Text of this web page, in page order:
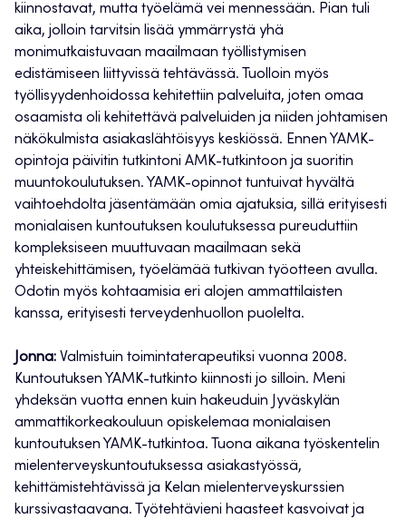
kiinnostavat, mutta työelämä vei mennessään. Pian tuli
aika, jolloin tarvitsin lisää ymmärrystä yhä
monimutkaistuvaan maailmaan työllistymisen
edistämiseen liittyvissä tehtävässä. Tuolloin myös
työllisyydenhoidossa kehitettiin palveluita, joten omaa
osaamista oli kehitettävä palveluiden ja niiden johtamisen
näkökulmista asiakaslähtöisyys keskiössä. Ennen YAMK-
opintoja päivitin tutkintoni AMK-tutkintoon ja suoritin
muuntokoulutuksen. YAMK-opinnot tuntuivat hyvältä
vaihtoehdolta jäsentämään omia ajatuksia, sillä erityisesti
monialaisen kuntoutuksen koulutuksessa pureuduttiin
kompleksiseen muuttuvaan maailmaan sekä
yhteiskehittämisen, työelämää tutkivan työotteen avulla.
Odotin myös kohtaamisia eri alojen ammattilaisten
kanssa, erityisesti terveydenhuollon puolelta.
Jonna: Valmistuin toimintaterapeutiksi vuonna 2008.
Kuntoutuksen YAMK-tutkinto kiinnosti jo silloin. Meni
yhdeksän vuotta ennen kuin hakeuduin Jyväskylän
ammattikorkeakouluun opiskelemaa monialaisen
kuntoutuksen YAMK-tutkintoa. Tuona aikana työskentelin
mielenterveyskuntoutuksessa asiakastyössä,
kehittämistehtävissä ja Kelan mielenterveyskurssien
kurssivastaavana. Työtehtävieni haasteet kasvoivat ja